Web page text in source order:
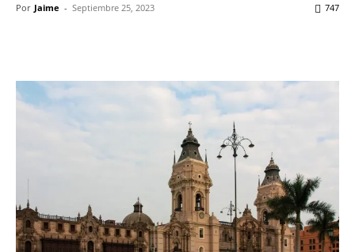
Por Jaime - Septiembre 25, 2023 747